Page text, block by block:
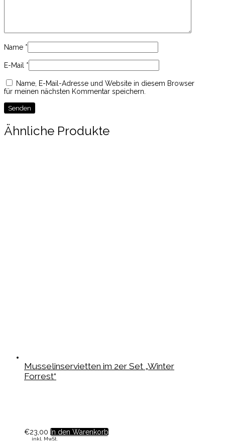
Name *
E-Mail *
Name, E-Mail-Adresse und Website in diesem Browser
für meinen nächsten Kommentar speichern.
Ähnliche Produkte
Musselinservietten im 2er Set „Winter
Forrest“
€23,00 In den Warenkorb
inkl. MwSt.